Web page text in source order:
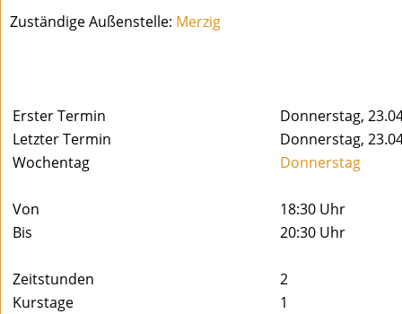
Zuständige Außenstelle: Merzig
Erster Termin
Donnerstag,
Letzter Termin
Donnerstag,
Wochentag
Donnerstag
Von
18:30 Uhr
Bis
20:30 Uhr
Zeitstunden
2
Kurstage
1